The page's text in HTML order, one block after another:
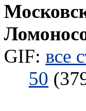
GIF: все
50